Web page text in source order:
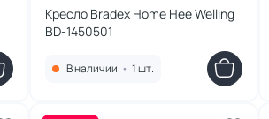
Кресло Bradex Home Hee Welling
BD-1450501
В наличии • 1 шт.